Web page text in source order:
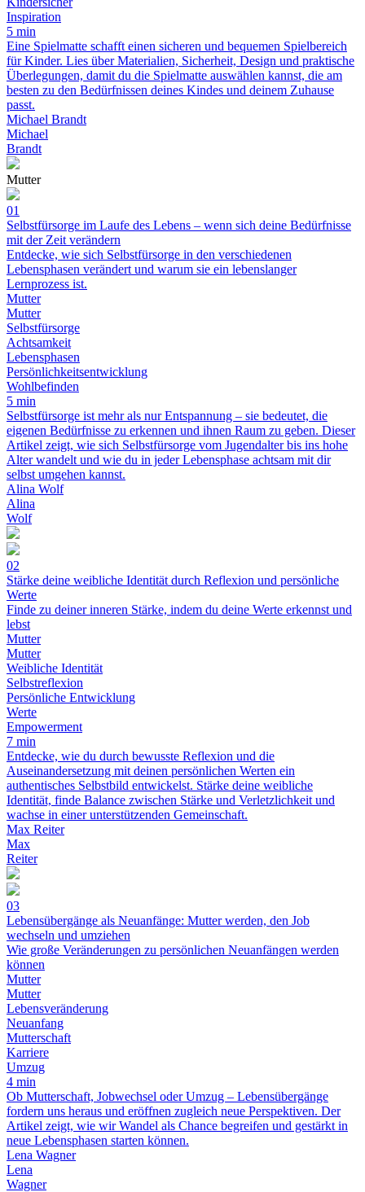
Inspiration
5 min
Eine Spielmatte schafft einen sicheren und bequemen Spielbereich
für Kinder. Lies über Materialien, Sicherheit, Design und praktische
Überlegungen, damit du die Spielmatte auswählen kannst, die am
besten zu den Bedürfnissen deines Kindes und deinem Zuhause
passt.
Michael Brandt
Michael
Brandt
Mutter
01
Selbstfürsorge im Laufe des Lebens – wenn sich deine Bedürfnisse
mit der Zeit verändern
Entdecke, wie sich Selbstfürsorge in den verschiedenen
Lebensphasen verändert und warum sie ein lebenslanger
Lernprozess ist.
Mutter
Mutter
Selbstfürsorge
Achtsamkeit
Lebensphasen
Persönlichkeitsentwicklung
Wohlbefinden
5 min
Selbstfürsorge ist mehr als nur Entspannung – sie bedeutet, die
eigenen Bedürfnisse zu erkennen und ihnen Raum zu geben. Dieser
Artikel zeigt, wie sich Selbstfürsorge vom Jugendalter bis ins hohe
Alter wandelt und wie du in jeder Lebensphase achtsam mit dir
selbst umgehen kannst.
Alina Wolf
Alina
Wolf
02
Stärke deine weibliche Identität durch Reflexion und persönliche
Werte
Finde zu deiner inneren Stärke, indem du deine Werte erkennst und
lebst
Mutter
Mutter
Weibliche Identität
Selbstreflexion
Persönliche Entwicklung
Werte
Empowerment
7 min
Entdecke, wie du durch bewusste Reflexion und die
Auseinandersetzung mit deinen persönlichen Werten ein
authentisches Selbstbild entwickelst. Stärke deine weibliche
Identität, finde Balance zwischen Stärke und Verletzlichkeit und
wachse in einer unterstützenden Gemeinschaft.
Max Reiter
Max
Reiter
03
Lebensübergänge als Neuanfänge: Mutter werden, den Job
wechseln und umziehen
Wie große Veränderungen zu persönlichen Neuanfängen werden
können
Mutter
Mutter
Lebensveränderung
Neuanfang
Mutterschaft
Karriere
Umzug
4 min
Ob Mutterschaft, Jobwechsel oder Umzug – Lebensübergänge
fordern uns heraus und eröffnen zugleich neue Perspektiven. Der
Artikel zeigt, wie wir Wandel als Chance begreifen und gestärkt in
neue Lebensphasen starten können.
Lena Wagner
Lena
Wagner